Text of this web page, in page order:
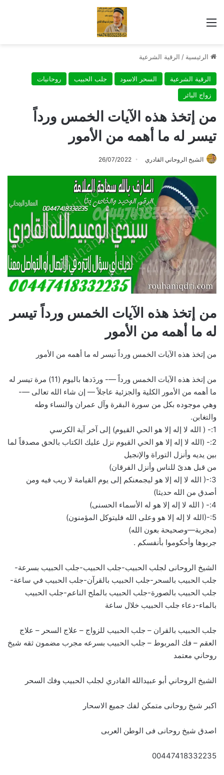
القائمة
الرئيسية / الرقية الشرعية
الرقية الشرعية السحر الاسود جلب الحبيب
روحانيات
زواج البائر
من إتخذ هذه الآيات الخمس ورداً
تيسر له ما أهمه من الأمور
الشيخ الروحاني القادري 26/07/2022
من إتخذ هذه الآيات الخمس ورداً تيسر
له ما أهمه من الأمور
من إتخذ هذه الآيات الخمس ورداً تيسر له ما أهمه من الأمور
من إتخذ هذه الآيات الخمس ورداً —- وردَدها باليوم (11) مرة تيسر له
ما أهمه من الأمور الكلية والجزئية عاجلاً — إن شاء الله تعالى —-
وهي موجوده بكل من سورة البقرة وآل عمران والنساء وطه
والتغابن.
1:- ( الله لا إله إلا هو الحي القيوم) إلى آخر آية الكرسي
2:- (الله لا إله إلا هو الحي القيوم نزل عليك الكتاب بالحق مصدقاً لما
بين يديه وأنزل التوراة والإنجيل
من قبل هدىً للناس وأنزل الفرقان)
3:-( الله لا إله إلا هو ليجمعنكم إلى يوم القيامة لا ريب فيه ومن
أصدق من الله حديثا)
4:- ( الله لا إله إلا هو له الأسماء الحسنى)
5:-(الله لا إله إلا هو وعلى الله فليتوكل المؤمنون)
(مجربة—وصحيحة بعون الله)
جربوها وأحكوموا بأنفسكم .
الشيخ الروحانى لجلب الحبيب-جلب الحبيب-جلب الحبيب بسرعة-
جلب الحبيب بالسحر-جلب الحبيب بالقرآن-جلب الحبيب في ساعة-
جلب الحبيب بالصورة-جلب الحبيب بالملح الناعم-جلب الحبيب
بالماء-دعاء جلب الحبيب خلال ساعة
جلب الحبيب بالقران – جلب الحبيب للزواج – علاج السحر – علاج
العقم – فك المربوط – جلب الحبيب بسرعه مجرب مضمون ثقه شيخ
روحاني معتمد
الشيخ الروحاني أبو عبيدالله القادري لجلب الحبيب وفك السحر
اكبر شيخ روحانى متمكن لفك جميع الاسحار
اصدق شيخ روحانى فى الوطن العربى
00447418332235